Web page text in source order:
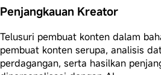
Penjangkauan Kreator
Telusuri pembuat konten dalam
pembuat konten serupa, analisis
perdagangan, serta hasilkan